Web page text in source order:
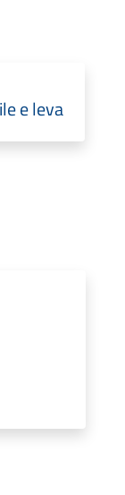
e leva